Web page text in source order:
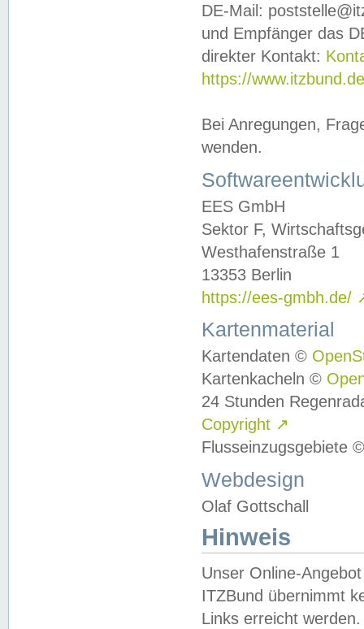
DE-Mail:
und Empfänger das
direkter Kontakt:
https://
Bei Anregungen,
wenden.
EES GmbH
Sektor F,
Westhafenstraße 1
13353 Berlin
https://ees-gmbh.de/
Kartenmaterial
Kartendaten ©
Kartenkacheln ©
24 Stunden
Copyright ↗
Flusseinzugsgebiete
Webdesign
Olaf Gottschall
Hinweis
Unser Online-
ITZBund übernimmt
Links erreicht